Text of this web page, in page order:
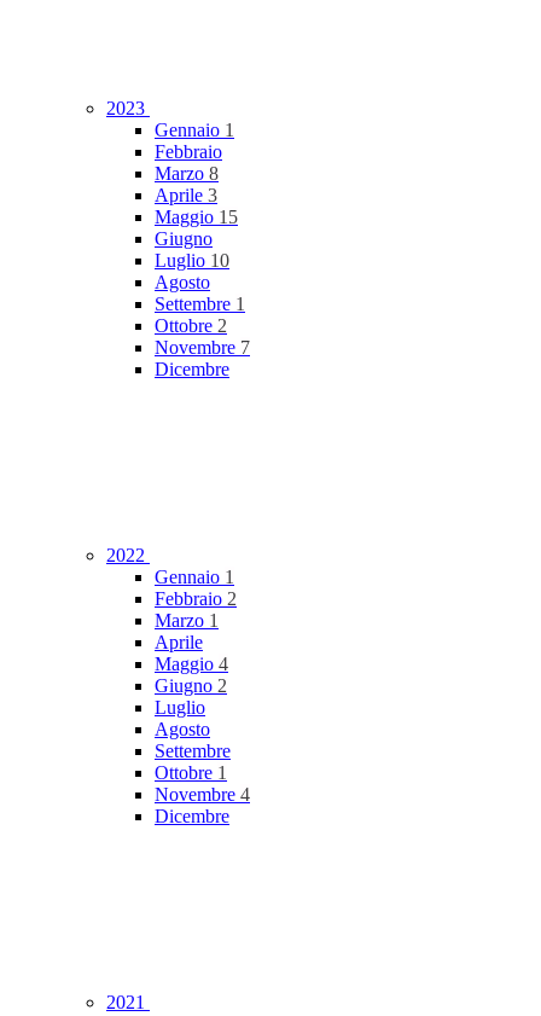
2023
Gennaio 1
Febbraio
Marzo 8
Aprile 3
Maggio 15
Giugno
Luglio 10
Agosto
Settembre 1
Ottobre 2
Novembre 7
Dicembre
2022
Gennaio 1
Febbraio 2
Marzo 1
Aprile
Maggio 4
Giugno 2
Luglio
Agosto
Settembre
Ottobre 1
Novembre 4
Dicembre
2021